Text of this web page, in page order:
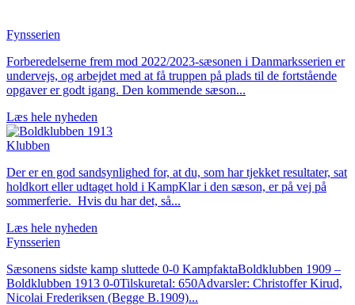
Fynsserien
Forberedelserne frem mod 2022/2023-sæsonen i Danmarksserien er
undervejs, og arbejdet med at få truppen på plads til de fortstående
opgaver er godt igang. Den kommende sæson...
Læs hele nyheden
Klubben
Der er en god sandsynlighed for, at du, som har tjekket resultater, sat
holdkort eller udtaget hold i KampKlar i den sæson, er på vej på
sommerferie. Hvis du har det, så...
Læs hele nyheden
Fynsserien
Sæsonens sidste kamp sluttede 0-0 KampfaktaBoldklubben 1909 –
Boldklubben 1913 0-0Tilskuretal: 650Advarsler: Christoffer Kirud,
Nicolai Frederiksen (Begge B.1909)...